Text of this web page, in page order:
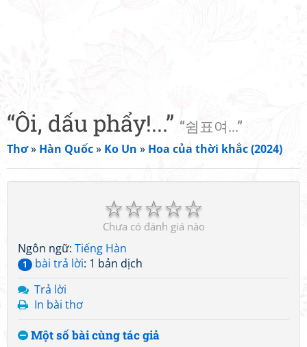
“Ôi, dấu phẩy!...” “쉼표여...”
Thơ» Hàn Quốc» Ko Un » Hoa của thời khắc (2024)
☆
☆
☆
☆
☆
Chưa có đánh giá nào
Ngôn ngữ: Tiếng Hàn
1 bài trả lời: 1 bản dịch
Trả lời
In bài thơ
Một số bài cùng tác giả